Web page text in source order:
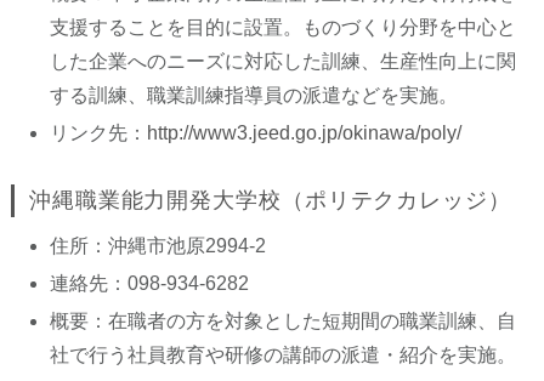
支援することを目的に設置。ものづくり分野を中心と
した企業へのニーズに対応した訓練、生産性向上に関
する訓練、職業訓練指導員の派遣などを実施。
リンク先： http://www3.jeed.go.jp/okinawa/poly/
沖縄職業能力開発大学校（ポリテクカレッジ）
住所：沖縄市池原2994-2
連絡先：098-934-6282
概要：在職者の方を対象とした短期間の職業訓練、自
社で行う社員教育や研修の講師の派遣・紹介を実施。